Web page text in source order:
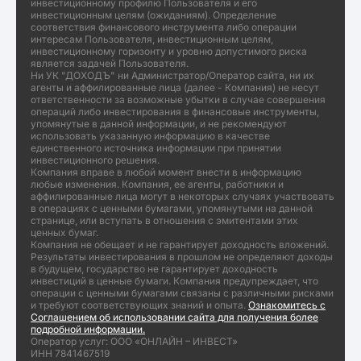
инвестиционному профилю Пользователя и его
инвестиционным целям (ожиданиям). Определение
соответствия финансового инструмента либо операции
интересам Пользователя, инвестиционным целям,
инвестиционному горизонту и уровню допустимого риска
является задачей Пользователя.
Ни УК "ДОХОДЪ" ни Администратор/Оператор сайта, ни их
агенты и аффилированные лица (далее - Компания) не несут
ответственности за возможные убытки в случае совершения
операций либо инвестирования в финансовые инструменты,
упомянутые в данной информации, и не рекомендуют
использовать указанную информацию в качестве
единственного источника информации при принятии
инвестиционного решения.
Компания вправе в любой момент внести в информацию
любые изменения. Компания, ее агенты, работники и
аффилированные лица могут в некоторых случаях участвовать
в операциях с ценными бумагами, упомянутыми на данной
странице, или вступать в отношения с эмитентами этих
ценных бумаг.
Компания не обещает и не гарантирует доходность вложений.
Результаты инвестирования в прошлом не определяют доходы
в будущем, государство не гарантирует доходность
инвестиций в ценные бумаги. Компания предупреждает, что
операции с ценными бумагами связаны с различными рисками
и требуют соответствующих знаний и опыта. Ознакомитесь с
Соглашением об использовании сайта для получения более
подробной информации.
Оператор услуг: ООО «ОНЛАЙН – ИНВЕСТ»
ИНН 7841467519